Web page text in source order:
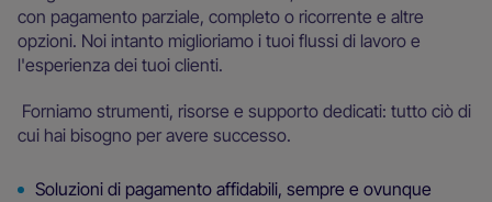
con pagamento parziale, completo o ricorrente e altre
opzioni. Noi intanto miglioriamo i tuoi flussi di lavoro e
l'esperienza dei tuoi clienti.
Forniamo strumenti, risorse e supporto dedicati: tutto ciò di
cui hai bisogno per avere successo.
Soluzioni di pagamento affidabili, sempre e ovunque